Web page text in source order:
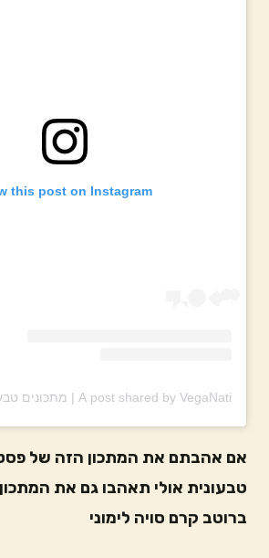
this post on Instagram
A post shared by VegaNati | מתכונים טבעונים (@theveganati)
אם אהבתם את המתכון הזה של
טבעונית אולי תאהבו גם את המתכון
ברוטב קרם סויה לימוני